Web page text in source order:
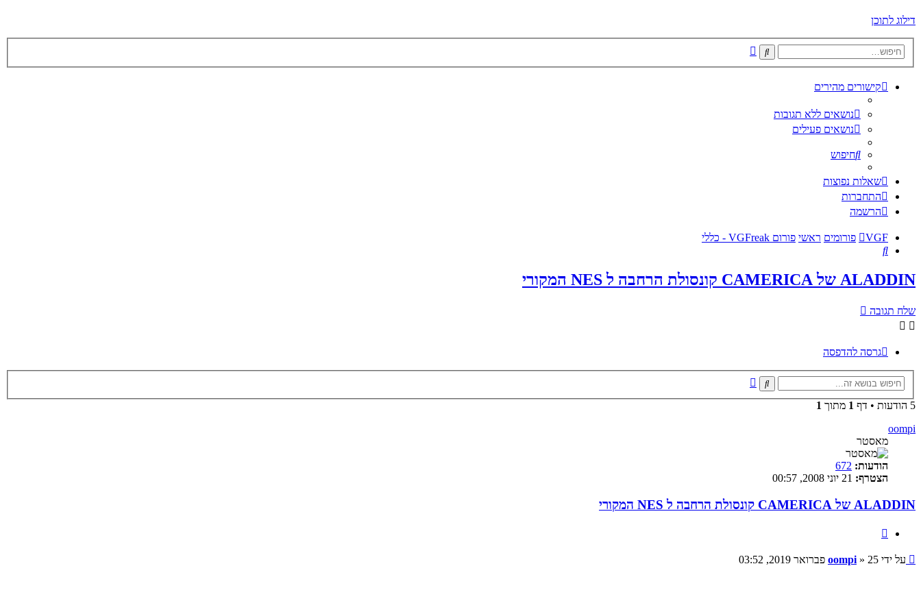
דילוג לתוכן
חיפוש
קישורים מהירים
נושאים ללא תגובות
נושאים פעילים
חיפוש
שאלות נפוצות
התחברות
הרשמה
VGF פורומים ראשי פורום VGFreak - כללי
חיפוש
ALADDIN של CAMERICA קונסולת הרחבה ל NES המקורי
שלח תגובה
גרסה להדפסה
חיפוש
5 הודעות • דף
1 מתוך 1
oompi
מאסטר
הודעות: 672
הצטרף:
ALADDIN של CAMERICA קונסולת הרחבה ל NES המקורי
שליחה
על ידי oompi » 25 פברואר 2019, 03:52